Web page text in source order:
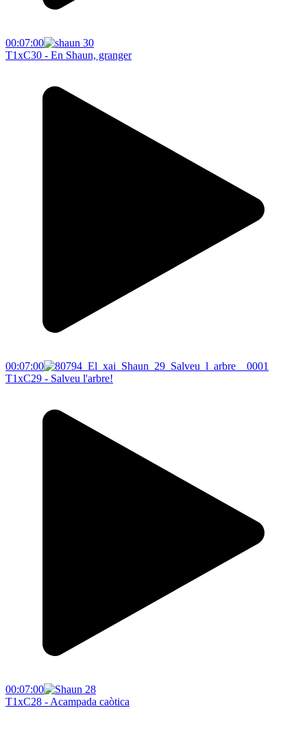
00:07:00
T1xC30 - En Shaun, granger
00:07:00
T1xC29 - Salveu l'arbre!
00:07:00
T1xC28 - Acampada caòtica